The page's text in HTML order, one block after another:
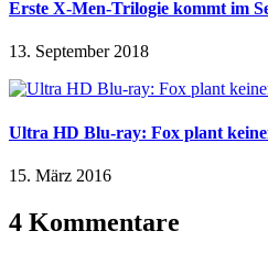
Erste X-Men-Trilogie kommt im
13. September 2018
Ultra HD Blu-ray: Fox plant
15. März 2016
4 Kommentare